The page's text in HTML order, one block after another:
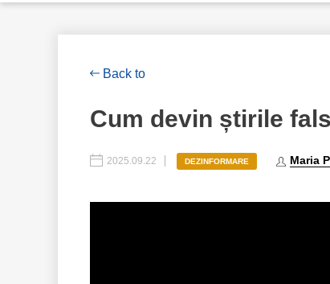
Back to
Cum devin știrile
2025.09.22 DEZINFORMARE Maria